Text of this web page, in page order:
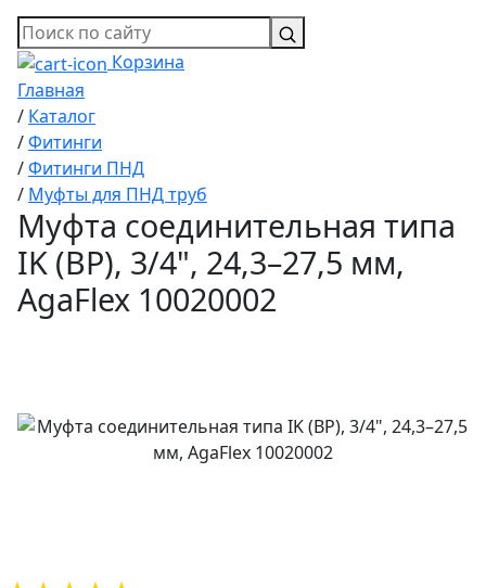
Корзина
Главная
/ Каталог
/Фитинги
/Фитинги ПНД
/ Муфты для ПНД труб
Муфта соединительная типа
IK (ВР), 3/4", 24,3–27,5 мм,
AgaFlex 10020002